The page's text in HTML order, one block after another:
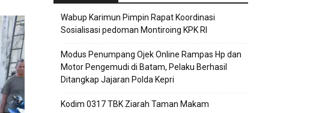
Wabup Karimun Pimpin Rapat Koordinasi
Sosialisasi pedoman Montiroing KPK RI
Modus Penumpang Ojek Online Rampas Hp dan
Motor Pengemudi di Batam, Pelaku Berhasil
Ditangkap Jajaran Polda Kepri
Kodim 0317 TBK Ziarah Taman Makam